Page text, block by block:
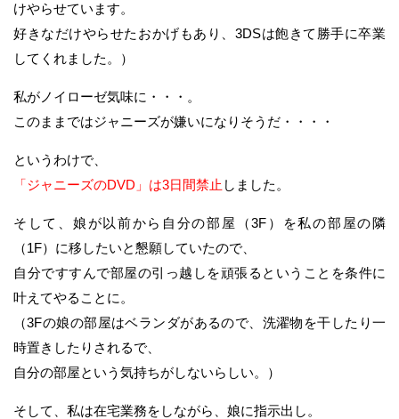
けやらせています。
好きなだけやらせたおかげもあり、3DSは飽きて勝手に卒業
してくれました。）
私がノイローゼ気味に・・・。
このままではジャニーズが嫌いになりそうだ・・・・
というわけで、
「ジャニーズのDVD」は3日間禁止 しました。
そして、娘が以前から自分の部屋（3F）を私の部屋の隣
（1F）に移したいと懇願していたので、
自分ですすんで部屋の引っ越しを頑張るということを条件に
叶えてやることに。
（3Fの娘の部屋はベランダがあるので、洗濯物を干したり一
時置きしたりされるで、
自分の部屋という気持ちがしないらしい。）
そして、私は在宅業務をしながら、娘に指示出し。